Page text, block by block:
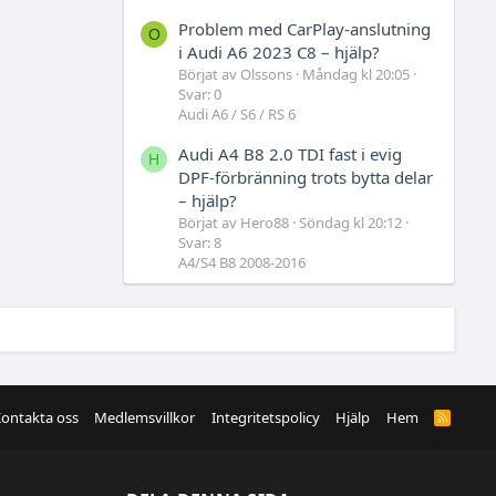
O
Problem med CarPlay-anslutning
i Audi A6 2023 C8 – hjälp?
Börjat av Olssons Måndag kl 20:05
Svar: 0
Audi A6 / S6 / RS 6
H
Audi A4 B8 2.0 TDI fast i evig
DPF-förbränning trots bytta delar
– hjälp?
Börjat av Hero88 Söndag kl 20:12
Svar: 8
A4/S4 B8 2008-2016
oss Medlemsvillkor Integritetspolicy Hjälp Hem
R